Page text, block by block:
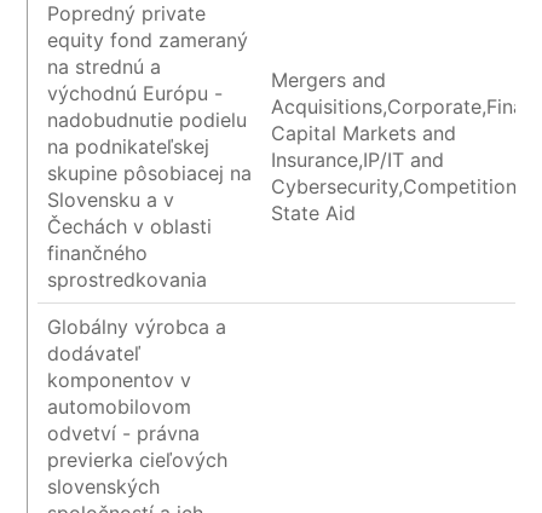
Popredný private
equity fond zameraný
na strednú a
východnú Európu -
nadobudnutie podielu
na podnikateľskej
skupine pôsobiacej na
Slovensku a v
Čechách v oblasti
finančného
sprostredkovania
Mergers and
Capital Markets and
Insurance,IP/IT and
Cybersecurity,Competition
State Aid
Globálny výrobca a
dodávateľ
komponentov v
automobilovom
odvetví - právna
previerka cieľových
slovenských